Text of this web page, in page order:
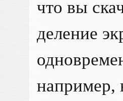
что вы
деление
например,